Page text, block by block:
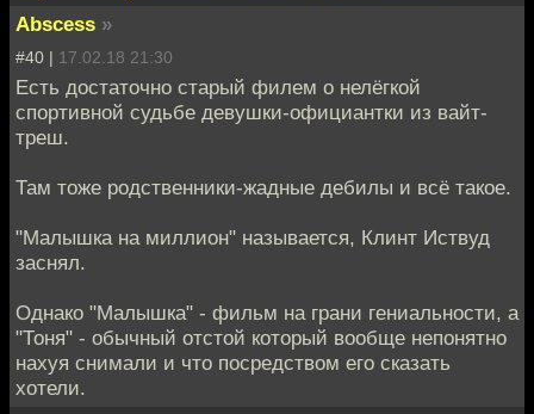
Abscess »
#40 | 17.02.18 21:30
Есть достаточно старый филем о нелёгкой
спортивной судьбе девушки-официантки из вайт-
треш.
Там тоже родственники-жадные дебилы и всё такое.
"Малышка на миллион" называется, Клинт Иствуд
заснял.
Однако "Малышка" - фильм на грани гениальности, а
"Тоня" - обычный отстой который вообще непонятно
нахуя снимали и что посредством его сказать
хотели.